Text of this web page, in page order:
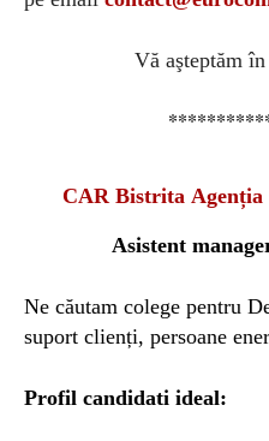
Vă aşteptăm
CAR Bistrita Agenția
Asistent
Ne căutam colege pentru
suport clienți, persoane
Profil candidati ideal: